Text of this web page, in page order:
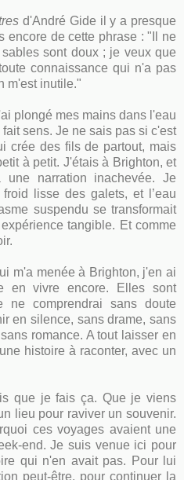
d'André Gide il y a presque
encore de cette phrase : "Il ne
sont doux ; je veux que
connaissance qui n'a pas
m'est inutile."
plongé mes mains dans l'eau
sens. Je ne sais pas si c'est
crée des fils de partout, mais
à petit. J'étais à Brighton, et
narration inachevée. Je
lisse des galets, et l’eau
suspendu se transformait
tangible. Et comme
m'a menée à Brighton, j'en ai
en vivre encore. Elles sont
ne comprendrai sans doute
en silence, sans drame, sans
romance. A tout laisser en
histoire à raconter, avec un
que je fais ça. Que je viens
lieu pour raviver un souvenir.
ces voyages avaient une
end. Je suis venue ici pour
qui n'en avait pas. Pour lui
peut-être, pour continuer la